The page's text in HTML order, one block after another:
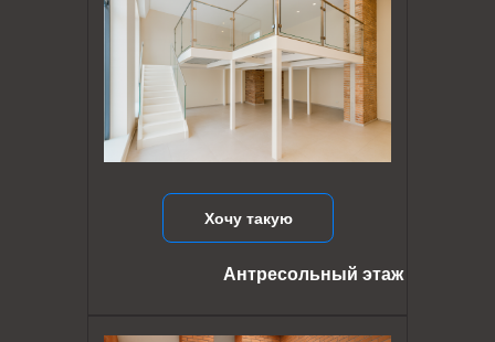
Хочу такую
Антресольный этаж